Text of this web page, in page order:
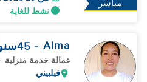
مباشر
نشط للغاية
Alma
- 45
عمالة خدمة منزلية
فيلبيني